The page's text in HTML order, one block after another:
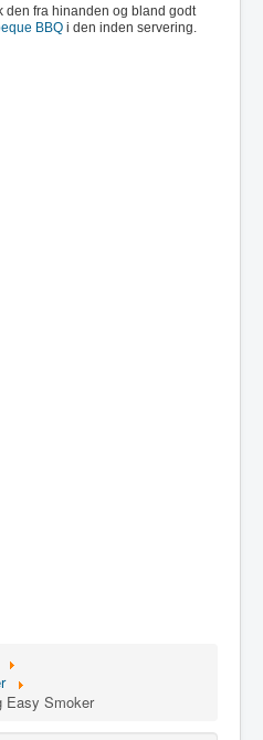
den fra hinanden og bland godt
BBQ i den inden servering.
Easy Smoker